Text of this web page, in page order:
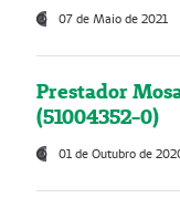
07 de Maio de 2021
Prestador
(51004352-0)
01 de Outubro de